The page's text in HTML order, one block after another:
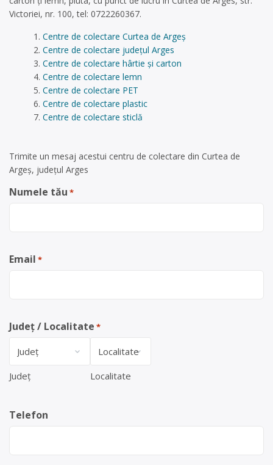
Victoriei, nr. 100, tel: 0722260367.
Centre de colectare Curtea de Argeș
Centre de colectare județul Arges
Centre de colectare hârtie și carton
Centre de colectare lemn
Centre de colectare PET
Centre de colectare plastic
Centre de colectare sticlă
Trimite un mesaj acestui centru de colectare din Curtea de
Argeș, județul Arges
Numele tău *
Email *
Județ / Localitate *
Județ Localitate
Telefon